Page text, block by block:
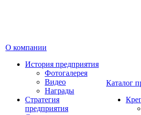
О компании
История предприятия
Фотогалерея
Видео
Награды
Стратегия
предприятия
Каталог